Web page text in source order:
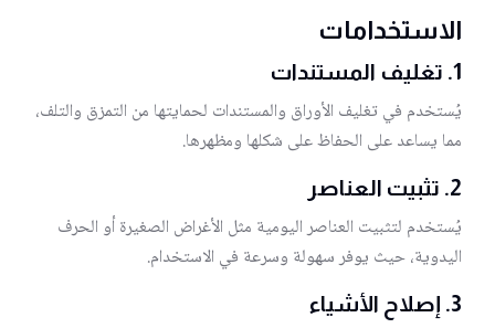
الاستخدامات
1. تغليف المستندات
يُستخدم في تغليف الأوراق والمستندات لحمايتها من التمزق والتلف،
مما يساعد على الحفاظ على شكلها ومظهرها.
2. تثبيت العناصر
يُستخدم لتثبيت العناصر اليومية مثل الأغراض الصغيرة أو الحرف
اليدوية، حيث يوفر سهولة وسرعة في الاستخدام.
3. إصلاح الأشياء